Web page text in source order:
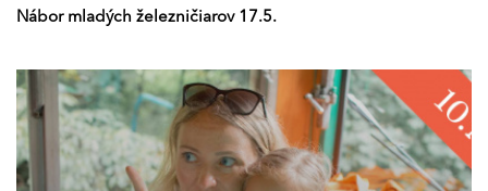
Nábor mladých železničiarov 17.5.